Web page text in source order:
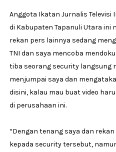
Anggota Ikatan Jurnalis Televisi
di Kabupaten Tapanuli Utara
rekan pers lainnya sedang
TNI dan saya mencoba
tiba seorang security langsung
menjumpai saya dan
disini, kalau mau buat video
di perusahaan ini.
“Dengan tenang saya dan
kepada security tersebut,